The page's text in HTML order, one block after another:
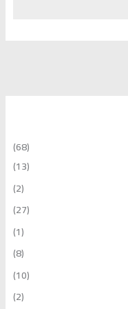
(68)
(13)
(2)
(27)
(1)
(8)
(10)
(2)